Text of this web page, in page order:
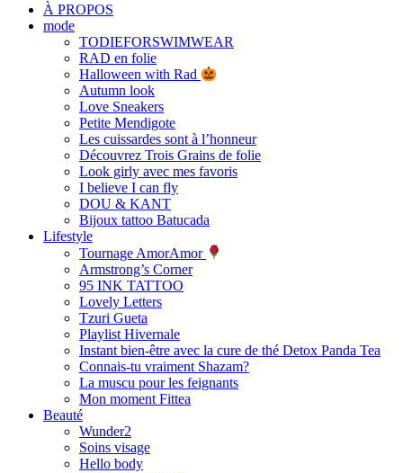
À PROPOS
mode
TODIEFORSWIMWEAR
RAD en folie
Halloween with Rad
Autumn look
Love Sneakers
Petite Mendigote
Les cuissardes sont à l’honneur
Découvrez Trois Grains de folie
Look girly avec mes favoris
I believe I can fly
DOU & KANT
Bijoux tattoo Batucada
Lifestyle
Tournage AmorAmor
Armstrong’s Corner
95 INK TATTOO
Lovely Letters
Tzuri Gueta
Playlist Hivernale
Instant bien-être avec la cure de thé Detox Panda Tea
Connais-tu vraiment Shazam?
La muscu pour les feignants
Mon moment Fittea
Beauté
Wunder2
Soins visage
Hello body